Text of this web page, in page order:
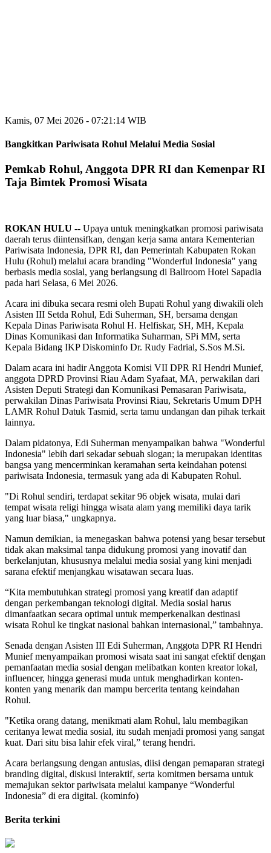
Kamis, 07 Mei 2026 - 07:21:14 WIB
Bangkitkan Pariwisata Rohul Melalui Media Sosial
Pemkab Rohul, Anggota DPR RI dan Kemenpar RI
Taja Bimtek Promosi Wisata
ROKAN HULU -- Upaya untuk meningkatkan promosi pariwisata
daerah terus diintensifkan, dengan kerja sama antara Kementerian
Pariwisata Indonesia, DPR RI, dan Pemerintah Kabupaten Rokan
Hulu (Rohul) melalui acara branding "Wonderful Indonesia" yang
berbasis media sosial, yang berlangsung di Ballroom Hotel Sapadia
pada hari Selasa, 6 Mei 2026.
Acara ini dibuka secara resmi oleh Bupati Rohul yang diwakili oleh
Asisten III Setda Rohul, Edi Suherman, SH, bersama dengan
Kepala Dinas Pariwisata Rohul H. Helfiskar, SH, MH, Kepala
Dinas Komunikasi dan Informatika Suharman, SPi MM, serta
Kepala Bidang IKP Diskominfo Dr. Rudy Fadrial, S.Sos M.Si.
Dalam acara ini hadir Anggota Komisi VII DPR RI Hendri Munief,
anggota DPRD Provinsi Riau Adam Syafaat, MA, perwakilan dari
Asisten Deputi Strategi dan Komunikasi Pemasaran Pariwisata,
perwakilan Dinas Pariwisata Provinsi Riau, Sekretaris Umum DPH
LAMR Rohul Datuk Tasmid, serta tamu undangan dan pihak terkait
lainnya.
Dalam pidatonya, Edi Suherman menyampaikan bahwa "Wonderful
Indonesia" lebih dari sekadar sebuah slogan; ia merupakan identitas
bangsa yang mencerminkan keramahan serta keindahan potensi
pariwisata Indonesia, termasuk yang ada di Kabupaten Rohul.
"Di Rohul sendiri, terdapat sekitar 96 objek wisata, mulai dari
tempat wisata religi hingga wisata alam yang memiliki daya tarik
yang luar biasa," ungkapnya.
‎Namun demikian, ia menegaskan bahwa potensi yang besar tersebut
tidak akan maksimal tanpa didukung promosi yang inovatif dan
berkelanjutan, khususnya melalui media sosial yang kini menjadi
sarana efektif menjangkau wisatawan secara luas.
“Kita membutuhkan strategi promosi yang kreatif dan adaptif
dengan perkembangan teknologi digital. Media sosial harus
dimanfaatkan secara optimal untuk memperkenalkan destinasi
wisata Rohul ke tingkat nasional bahkan internasional,” tambahnya.
Senada dengan Asisten III Edi Suherman, Anggota DPR RI Hendri
Munief menyampaikan promosi wisata saat ini sangat efektif dengan
pemanfaatan media sosial dengan melibatkan konten kreator lokal,
influencer, hingga generasi muda untuk menghadirkan konten-
konten yang menarik dan mampu bercerita tentang keindahan
Rohul.
"Ketika orang datang, menikmati alam Rohul, lalu membagikan
ceritanya lewat media sosial, itu sudah menjadi promosi yang sangat
kuat. Dari situ bisa lahir efek viral,” terang hendri.
Acara berlangsung dengan antusias, diisi dengan pemaparan strategi
branding digital, diskusi interaktif, serta komitmen bersama untuk
memajukan sektor pariwisata melalui kampanye “Wonderful
Indonesia” di era digital. (kominfo)
Berita terkini